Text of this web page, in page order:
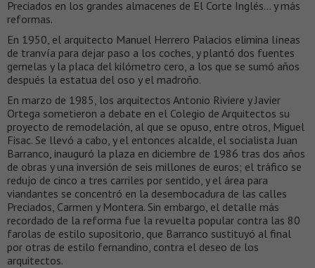
Preciados en los grandes almacenes de El Corte Inglés… y más
reformas.
En 1950, el arquitecto Manuel Herrero Palacios elimina líneas
de tranvía para dejar paso a los coches, y plantó dos fuentes
gemelas y la placa del kilómetro cero, a los que se sumó años
después la estatua del oso y el madroño.
En marzo de 1985, los arquitectos Antonio Riviere y Javier
Ortega sometieron a debate en el Colegio de Arquitectos su
proyecto de remodelación, al que se opuso, entre otros, Miguel
Fisac. Se llevó a cabo, y el entonces alcalde, el socialista Juan
Barranco, inauguró la plaza en diciembre de 1986 tras dos años
de obras y una inversión de seis millones de euros; el tráfico se
redujo de cinco a tres carriles por sentido, y el área para
viandantes se concentró en la desembocadura de las calles
Preciados, Carmen y Montera. Sin embargo, el detalle más
recordado de la reforma fue la revuelta popular contra las 80
farolas de estilo supositorio, que Barranco sustituyó al final
por otras de estilo fernandino, contra el deseo de los
arquitectos.